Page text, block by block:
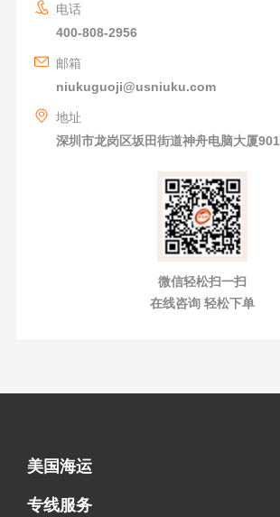
电话
400-808-2956
邮箱
niukuguoji@usniuku.com
地址
深圳市龙岗区坂田街道神舟电脑大厦901
微信轻松扫一扫
在线咨询 轻松下单
美国海运
海运拼柜
海运整柜
美国海卡
加拿大海运
专线服务